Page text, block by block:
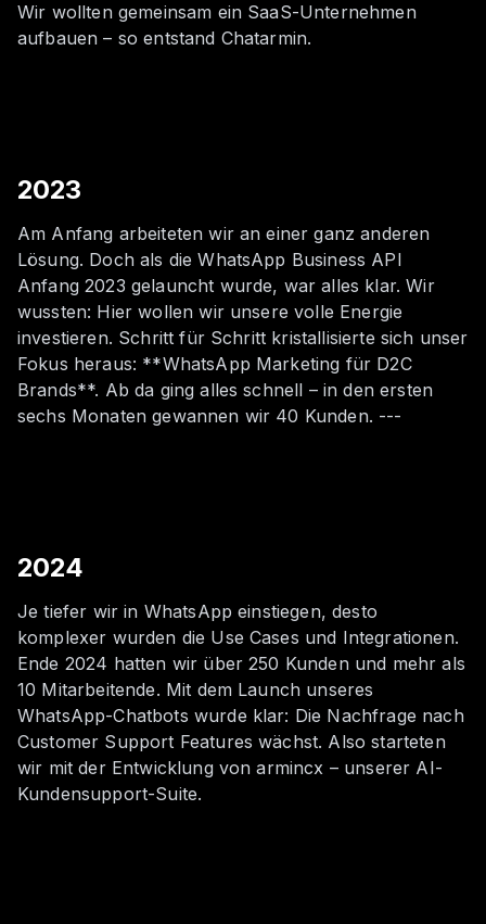
Wir wollten gemeinsam ein SaaS-Unternehmen
aufbauen – so entstand Chatarmin.
2023
Am Anfang arbeiteten wir an einer ganz anderen
Lösung. Doch als die WhatsApp Business API
Anfang 2023 gelauncht wurde, war alles klar. Wir
wussten: Hier wollen wir unsere volle Energie
investieren. Schritt für Schritt kristallisierte sich unser
Fokus heraus: **WhatsApp Marketing für D2C
Brands**. Ab da ging alles schnell – in den ersten
sechs Monaten gewannen wir 40 Kunden. ---
2024
Je tiefer wir in WhatsApp einstiegen, desto
komplexer wurden die Use Cases und Integrationen.
Ende 2024 hatten wir über 250 Kunden und mehr als
10 Mitarbeitende. Mit dem Launch unseres
WhatsApp-Chatbots wurde klar: Die Nachfrage nach
Customer Support Features wächst. Also starteten
wir mit der Entwicklung von armincx – unserer AI-
Kundensupport-Suite.